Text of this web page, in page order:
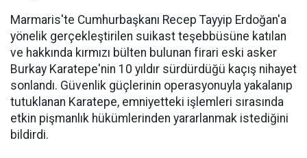
Marmaris'te Cumhurbaşkanı Recep Tayyip Erdoğan'a
yönelik gerçekleştirilen suikast teşebbüsüne katılan
ve hakkında kırmızı bülten bulunan firari eski asker
Burkay Karatepe'nin 10 yıldır sürdürdüğü kaçış nihayet
sonlandı. Güvenlik güçlerinin operasyonuyla yakalanıp
tutuklanan Karatepe, emniyetteki işlemleri sırasında
etkin pişmanlık hükümlerinden yararlanmak istediğini
bildirdi.